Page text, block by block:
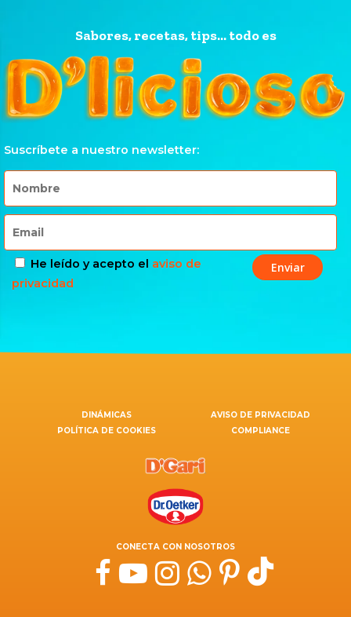
Sabores, recetas, tips... todo es
Suscríbete a nuestro newsletter:
He leído y acepto el aviso de
privacidad
DINÁMICAS
AVISO DE PRIVACIDAD
POLÍTICA DE COOKIES
COMPLIANCE
CONECTA CON NOSOTROS